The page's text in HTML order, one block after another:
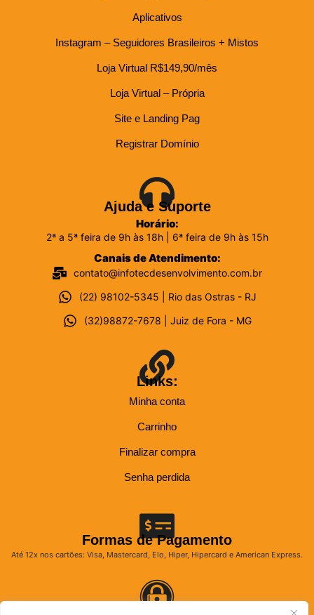
Aplicativos
Instagram – Seguidores Brasileiros + Mistos
Loja Virtual R$149,90/mês
Loja Virtual – Própria
Site e Landing Pag
Registrar Domínio
Ajuda e Suporte
Horário:
2ª a 5ª feira de 9h às 18h | 6ª feira de 9h às 15h
Canais de Atendimento:
contato@infotecdesenvolvimento.com.br
(22) 98102-5345 | Rio das Ostras - RJ
(32)98872-7678 | Juiz de Fora - MG
Links:
Minha conta
Carrinho
Finalizar compra
Senha perdida
Formas de Pagamento
Até 12x nos cartões: Visa, Mastercard, Elo, Hiper, Hipercard e American Express.